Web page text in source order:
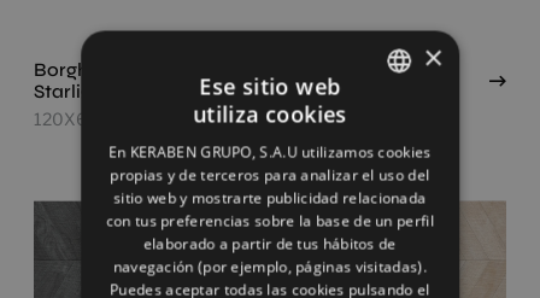
Borghini Gold
Starlight
120X60
Chevron Artwood
Black (Concept)
120X60
ENGLISH
FRENCH
GERMAN
×
Ese sitio web
utiliza cookies
En KERABEN GRUPO, S.A.U utilizamos cookies
propias y de terceros para analizar el uso del
sitio web y mostrarte publicidad relacionada
con tus preferencias sobre la base de un perfil
elaborado a partir de tus hábitos de
navegación (por ejemplo, páginas visitadas).
Puedes aceptar todas las cookies pulsando el